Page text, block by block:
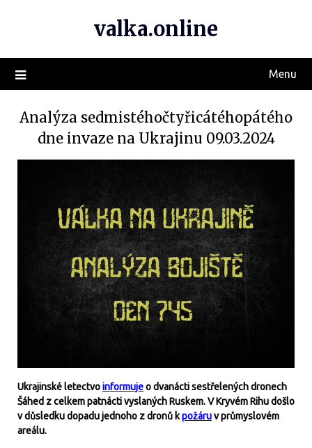
valka.online
Menu
Analýza sedmistéhočtyřicátéhopátého
dne invaze na Ukrajinu 09.03.2024
Ukrajinské letectvoinformujeo dvanácti sestřelených dronech
Šáhed z celkem patnácti vyslaných Ruskem. V Kryvém Rihu došlo
v důsledku dopadu jednoho z dronů kpožáruv průmyslovém
areálu.